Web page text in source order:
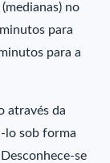
no
para
para a
através da
lo sob forma
se